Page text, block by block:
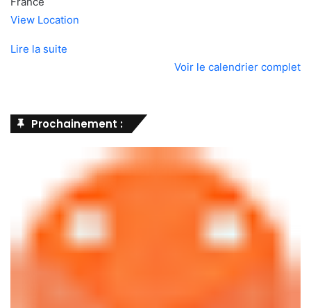
View Location
Lire la suite
Voir le calendrier complet
Prochainement :